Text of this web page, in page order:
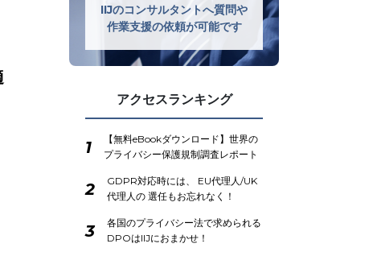
IIJのコンサルタントへ質問や
作業支援の依頼が可能です
アクセスランキング
1
【無料eBookダウンロード】世界の
プライバシー保護規制調査レポート
2
GDPR対応時には、 EU代理人/UK
代理人の 選任もお忘れなく！
3
各国のプライバシー法で求められる
DPOはIIJにおまかせ！